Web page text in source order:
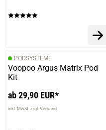
prev
PODSYSTEME
Voopoo Argus Matrix Pod
Kit
ab 29,90 EUR*
inkl. MwSt. zzgl. Versand